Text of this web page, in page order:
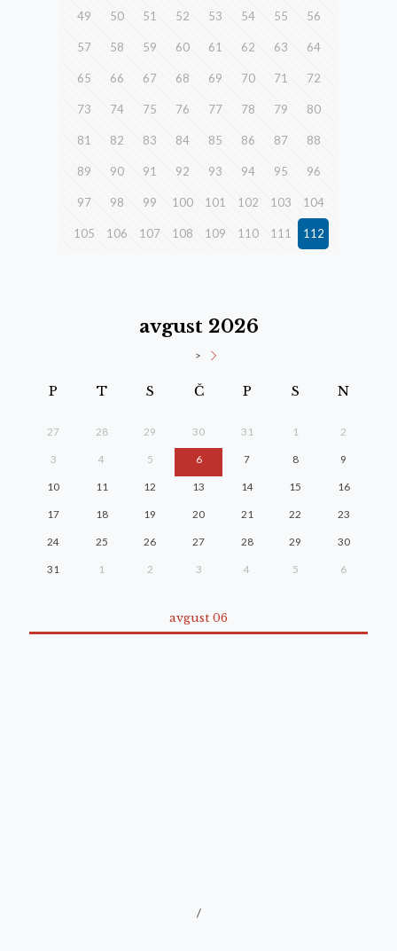
49 50 51 52 53 54 55 56
57 58 59 60 61 62 63 64
65 66 67 68 69 70 71 72
73 74 75 76 77 78 79 80
81 82 83 84 85 86 87 88
89 90 91 92 93 94 95 96
97 98 99 100 101 102 103 104
105 106 107 108 109 110 111 112
avgust 2026
>
P T S Č P S N
27 28 29 30 31 1 2
3 4 5 6 7 8 9
10 11 12 13 14 15 16
17 18 19 20 21 22 23
24 25 26 27 28 29 30
31 1 2 3 4 5 6
avgust 06
/